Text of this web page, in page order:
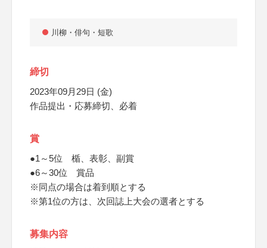
川柳・俳句・短歌
締切
2023年09月29日 (金)
作品提出・応募締切、必着
賞
●1～5位 楯、表彰、副賞
●6～30位 賞品
※同点の場合は着到順とする
※第1位の方は、次回誌上大会の選者とする
募集内容